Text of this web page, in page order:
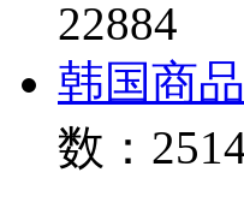
22884
韩国商
数：